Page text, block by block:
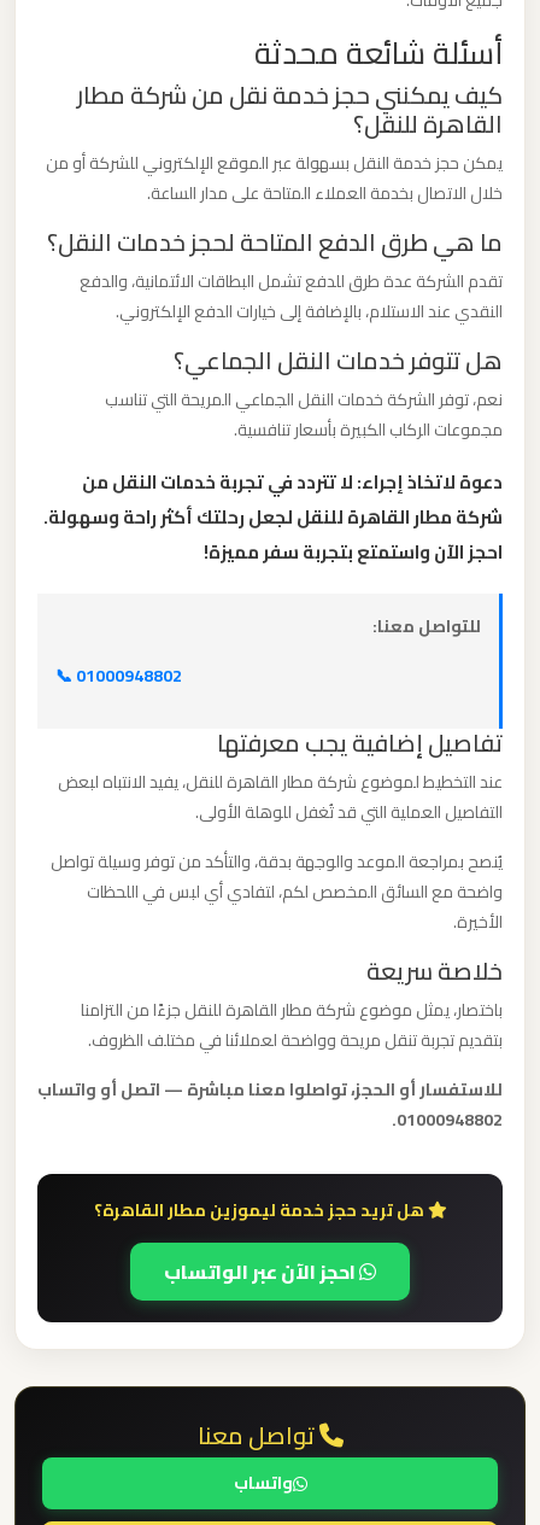
أسئلة شائعة محدثة
كيف يمكنني حجز خدمة نقل من شركة مطار
القاهرة للنقل؟
يمكن حجز خدمة النقل بسهولة عبر الموقع الإلكتروني للشركة أو من
خلال الاتصال بخدمة العملاء المتاحة على مدار الساعة.
ما هي طرق الدفع المتاحة لحجز خدمات النقل؟
تقدم الشركة عدة طرق للدفع تشمل البطاقات الائتمانية، والدفع
النقدي عند الاستلام، بالإضافة إلى خيارات الدفع الإلكتروني.
هل تتوفر خدمات النقل الجماعي؟
نعم، توفر الشركة خدمات النقل الجماعي المريحة التي تناسب
مجموعات الركاب الكبيرة بأسعار تنافسية.
دعوة لاتخاذ إجراء: لا تتردد في تجربة خدمات النقل من
شركة مطار القاهرة للنقل لجعل رحلتك أكثر راحة وسهولة.
احجز الآن واستمتع بتجربة سفر مميزة!
للتواصل معنا:
📞 01000948802
تفاصيل إضافية يجب معرفتها
عند التخطيط لموضوع شركة مطار القاهرة للنقل، يفيد الانتباه لبعض
التفاصيل العملية التي قد تُغفل للوهلة الأولى.
يُنصح بمراجعة الموعد والوجهة بدقة، والتأكد من توفر وسيلة تواصل
واضحة مع السائق المخصص لكم، لتفادي أي لبس في اللحظات
الأخيرة.
خلاصة سريعة
باختصار، يمثل موضوع شركة مطار القاهرة للنقل جزءًا من التزامنا
بتقديم تجربة تنقل مريحة وواضحة لعملائنا في مختلف الظروف.
للاستفسار أو الحجز، تواصلوا معنا مباشرة — اتصل أو واتساب
01000948802.
هل تريد حجز خدمة ليموزين مطار القاهرة؟
احجز الآن عبر الواتساب
تواصل معنا
واتساب
الدولي
ليموزين
العرب
ليموزين
مطار
العرب
اسكندرية
ليموزين
مطار
العرب
القاهرة
اسكندرية
ليموزين
مطار
القاهرة
الدولي
ليموزين
مطار
القاهرة
الخط
الساخن
القاهرة
أسعار
ليموزين
القاهرة